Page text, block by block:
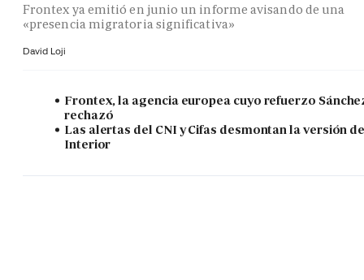
Frontex ya emitió en junio un informe avisando de una
«presencia migratoria significativa»
David Loji
Frontex, la agencia europea cuyo refuerzo
rechazó
Las alertas del CNI y Cifas desmontan la versión
Interior